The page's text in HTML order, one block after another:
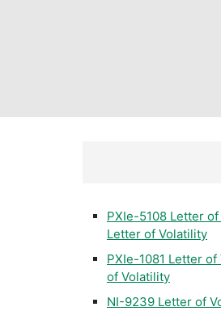
PXIe-5108 Letter
Letter of Volatility
PXIe-1081 Letter
of Volatility
NI-9239 Letter of